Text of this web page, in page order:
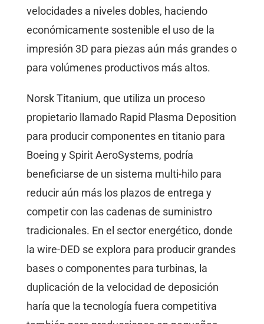
velocidades a niveles dobles, haciendo
económicamente sostenible el uso de la
impresión 3D para piezas aún más grandes o
para volúmenes productivos más altos.
Norsk Titanium, que utiliza un proceso
propietario llamado Rapid Plasma Deposition
para producir componentes en titanio para
Boeing y Spirit AeroSystems, podría
beneficiarse de un sistema multi-hilo para
reducir aún más los plazos de entrega y
competir con las cadenas de suministro
tradicionales. En el sector energético, donde
la wire-DED se explora para producir grandes
bases o componentes para turbinas, la
duplicación de la velocidad de deposición
haría que la tecnología fuera competitiva